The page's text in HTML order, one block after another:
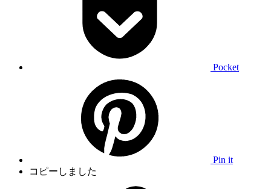
Pocket
Pin it
コピーしました